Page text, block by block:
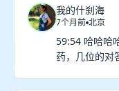
我的什刹海
7个月前 北京
59:54 哈哈哈
药，几位的对